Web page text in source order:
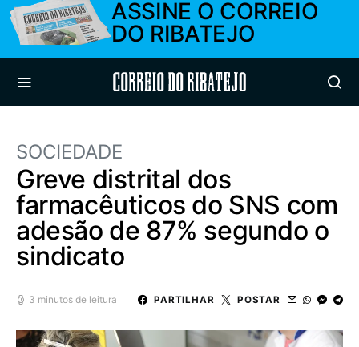
ASSINE O CORREIO
DO RIBATEJO
Correio do Ribatejo
SOCIEDADE
Greve distrital dos
farmacêuticos do SNS com
adesão de 87% segundo o
sindicato
3 minutos de leitura PARTILHAR POSTAR